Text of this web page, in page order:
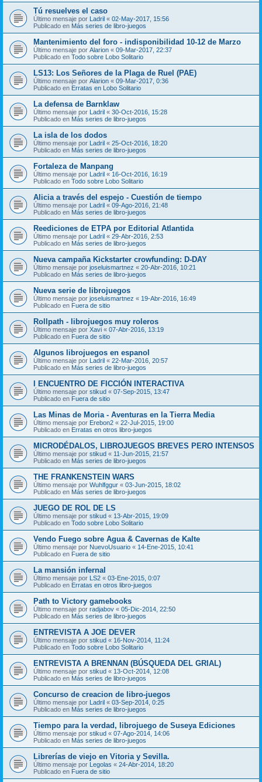
Tú resuelves el caso
Último mensaje por Ladril « 02-May-2017, 15:56
Publicado en Más series de libro-juegos
Mantenimiento del foro - indisponibilidad 10-12 de Marzo
Último mensaje por Alarion « 09-Mar-2017, 22:37
Publicado en Todo sobre Lobo Solitario
LS13: Los Señores de la Plaga de Ruel (PAE)
Último mensaje por Alarion « 09-Mar-2017, 0:36
Publicado en Erratas en Lobo Solitario
La defensa de Barnklaw
Último mensaje por Ladril « 30-Oct-2016, 15:28
Publicado en Más series de libro-juegos
La isla de los dodos
Último mensaje por Ladril « 25-Oct-2016, 18:20
Publicado en Más series de libro-juegos
Fortaleza de Manpang
Último mensaje por Ladril « 16-Oct-2016, 16:19
Publicado en Todo sobre Lobo Solitario
Alicia a través del espejo - Cuestión de tiempo
Último mensaje por Ladril « 09-Ago-2016, 21:48
Publicado en Más series de libro-juegos
Reediciones de ETPA por Editorial Atlantida
Último mensaje por Ladril « 29-Abr-2016, 2:53
Publicado en Más series de libro-juegos
Nueva campaña Kickstarter crowfunding: D-DAY
Último mensaje por joseluismartnez « 20-Abr-2016, 10:21
Publicado en Más series de libro-juegos
Nueva serie de librojuegos
Último mensaje por joseluismartnez « 19-Abr-2016, 16:49
Publicado en Fuera de sitio
Rollpath - librojuegos muy roleros
Último mensaje por Xavi « 07-Abr-2016, 13:19
Publicado en Fuera de sitio
Algunos librojuegos en espanol
Último mensaje por Ladril « 22-Mar-2016, 20:57
Publicado en Más series de libro-juegos
I ENCUENTRO DE FICCIÓN INTERACTIVA
Último mensaje por stikud « 07-Sep-2015, 13:47
Publicado en Fuera de sitio
Las Minas de Moria - Aventuras en la Tierra Media
Último mensaje por Erebon2 « 22-Jul-2015, 19:00
Publicado en Erratas en otros libro-juegos
MICRODÉDALOS, LIBROJUEGOS BREVES PERO INTENSOS
Último mensaje por stikud « 11-Jun-2015, 21:57
Publicado en Más series de libro-juegos
THE FRANKENSTEIN WARS
Último mensaje por Wuhlfggur « 03-Jun-2015, 18:02
Publicado en Más series de libro-juegos
JUEGO DE ROL DE LS
Último mensaje por stikud « 13-Abr-2015, 19:09
Publicado en Todo sobre Lobo Solitario
Vendo Fuego sobre Agua & Cavernas de Kalte
Último mensaje por NuevoUsuario « 14-Ene-2015, 10:41
Publicado en Fuera de sitio
La mansión infernal
Último mensaje por LS2 « 03-Ene-2015, 0:07
Publicado en Erratas en otros libro-juegos
Path to Victory gamebooks
Último mensaje por radjabov « 05-Dic-2014, 22:50
Publicado en Más series de libro-juegos
ENTREVISTA A JOE DEVER
Último mensaje por stikud « 16-Nov-2014, 11:24
Publicado en Todo sobre Lobo Solitario
ENTREVISTA A BRENNAN (BÚSQUEDA DEL GRIAL)
Último mensaje por stikud « 13-Oct-2014, 12:08
Publicado en Más series de libro-juegos
Concurso de creacion de libro-juegos
Último mensaje por Ladril « 03-Sep-2014, 0:25
Publicado en Más series de libro-juegos
Tiempo para la verdad, librojuego de Suseya Ediciones
Último mensaje por stikud « 07-Ago-2014, 14:06
Publicado en Más series de libro-juegos
Librerías de viejo en Vitoria y Sevilla.
Último mensaje por Legolas « 24-Abr-2014, 18:20
Publicado en Fuera de sitio